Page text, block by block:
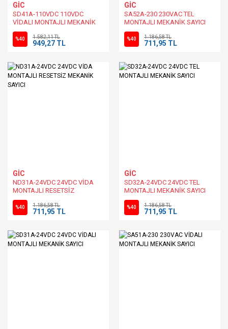
GİC
SD41A-110VDC 110VDC
VİDALI MONTAJLI MEKANİK
SAYICI
%40 1.582,11 TL
949,27 TL
GİC
SA52A-230 230VAC TEL
MONTAJLI MEKANİK SAYICI
%40 1.186,58 TL
711,95 TL
GİC
ND31A-24VDC 24VDC VİDA
MONTAJLI RESETSİZ
MEKANİK SAYICI
%40 1.186,58 TL
711,95 TL
GİC
SD32A-24VDC 24VDC TEL
MONTAJLI MEKANİK SAYICI
%40 1.186,58 TL
711,95 TL